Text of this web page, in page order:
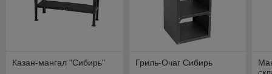
Казан-мангал "Сибирь" Гриль-Очаг Сибирь